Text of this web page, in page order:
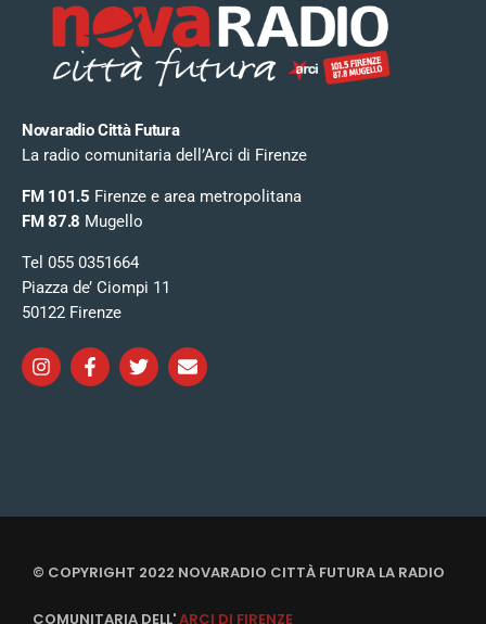
Novaradio Città Futura
La radio comunitaria dell’Arci di Firenze
FM 101.5 Firenze e area metropolitana
FM 87.8 Mugello
Tel 055 0351664
Piazza de’ Ciompi 11
50122 Firenze
© COPYRIGHT 2022 NOVARADIO CITTÀ FUTURA LA RADIO
COMUNITARIA DELL'ARCI DI FIRENZE